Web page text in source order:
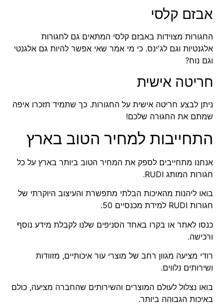
אבזם קלסי
החגורות מצוידות באבזם קלסי המתאים גם לחגורות
אלגנטיות וגם לג'ינס. כי מי אמר שאי אפשר להיות גם אלגנטי
וגם נוח?
חריטה אישית
ניתן לבצע חריטה אישית על החגורות. כך שתמיד תזכרו איפה
שמתם את החגורה שלכם!
התחייבות למחיר הטוב בארץ
אנחנו מתחייבים לספק את המחיר הטוב ביותר בארץ על כל
חגורות המותג RUDI.
בואו ליהנות מהאיכות הבלתי מתפשרת והעיצוב היוקרתי של
חגורות RUDI למידת מכנסיים 50.
כנסו לאתר או בקרו באחד הסניפים שלנו לקבלת מידע נוסף
ורכישה.
רודי מציעה מגוון רחב של מוצרי עור איכותיים, מזוודות
ושירותים נלווים.
בואו נצלול לעולם המוצרים והשירותים שהחברה מציעה, כולם
באיכות הגבוהה ביותר.